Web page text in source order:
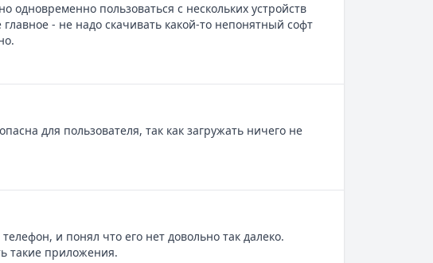
пользоваться с нескольких устройств
- не надо скачивать какой-то непонятный софт
для пользователя, так как загружать ничего не
и понял что его нет довольно так далеко.
такие приложения.